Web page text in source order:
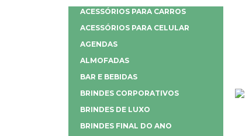
ACESSÓRIOS PARA CARROS
ACESSÓRIOS PARA CELULAR
AGENDAS
ALMOFADAS
BAR E BEBIDAS
BRINDES CORPORATIVOS
BRINDES DE LUXO
BRINDES FINAL DO ANO